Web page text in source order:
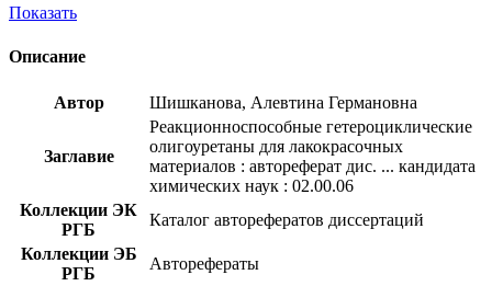
Показать
Описание
Автор Шишканова, Алевтина Германовна
Заглавие
Реакционноспособные гетероциклические
олигоуретаны для лакокрасочных
материалов : автореферат дис. ... кандидата
химических наук : 02.00.06
Коллекции ЭК
РГБ
Каталог авторефератов диссертаций
Коллекции ЭБ
РГБ
Авторефераты